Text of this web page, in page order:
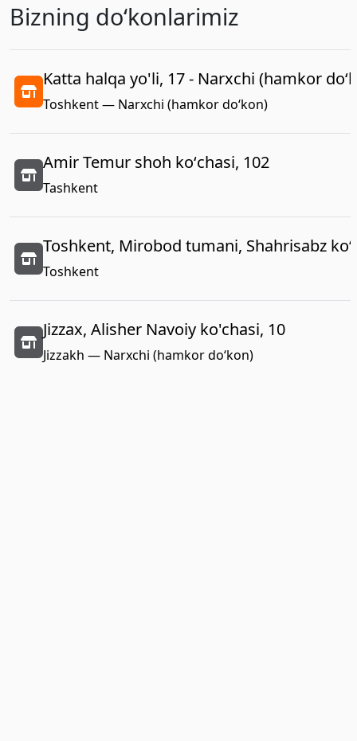
Bizning doʻkonlarimiz
Katta halqa yo'li, 17 - Narxchi (hamkor
Toshkent — Narxchi (hamkor do‘kon)
Amir Temur shoh koʻchasi, 102
Tashkent
Toshkent, Mirobod tumani, Shahrisabz
Toshkent
Jizzax, Alisher Navoiy ko'chasi, 10
Jizzakh — Narxchi (hamkor do‘kon)